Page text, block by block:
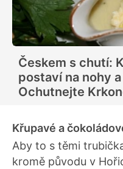
Českem s chutí:
postaví na nohy
Ochutnejte
Křupavé a
Aby to s těmi
kromě původu v